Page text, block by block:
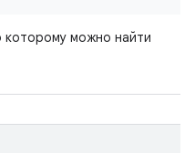
которому можно найти